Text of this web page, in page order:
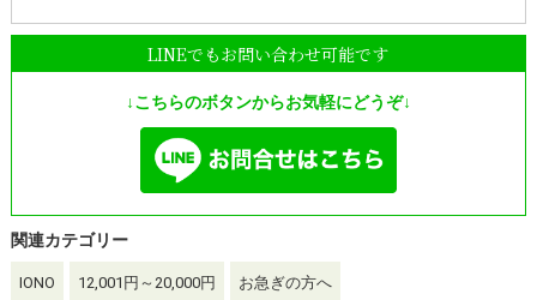
LINEでもお問い合わせ可能です
↓こちらのボタンからお気軽にどうぞ↓
関連カテゴリー
IONO 12,001円～20,000円 お急ぎの方へ